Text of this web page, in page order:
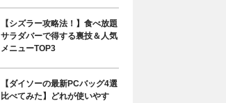
【シズラー攻略法！】食べ放題
サラダバーで得する裏技＆人気
メニューTOP3
【ダイソーの最新PCバッグ4選
比べてみた】どれが使いやす